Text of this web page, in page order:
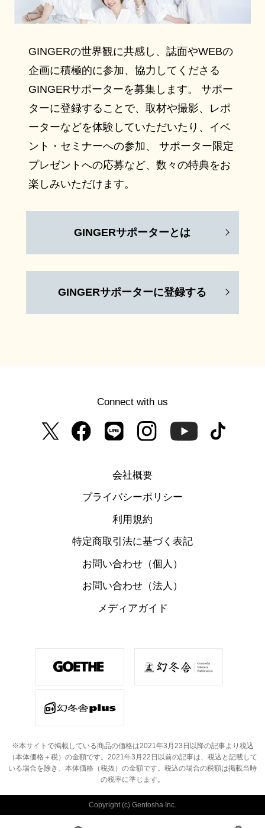
GINGERの世界観に共感し、誌面やWEBの
企画に積極的に参加、協力してくださる
GINGERサポーターを募集します。 サポー
ターに登録することで、取材や撮影、レポ
ーターなどを体験していただいたり、イベ
ント・セミナーへの参加、 サポーター限定
プレゼントへの応募など、数々の特典をお
楽しみいただけます。
GINGERサポーターとは
GINGERサポーターに登録する
Connect with us
会社概要
プライバシーポリシー
利用規約
特定商取引法に基づく表記
お問い合わせ（個人）
お問い合わせ（法人）
メディアガイド
※本サイトで掲載している商品の価格は2021年3月23日以降の記事より税込
（本体価格＋税）の金額です。 2021年3月22日以前の記事は、税込と記載して
いる場合を除き、本体価格（税抜）の金額です。 税込の場合の税額は掲載当時
の税率に準じます。
Copyright (c) Gentosha Inc.